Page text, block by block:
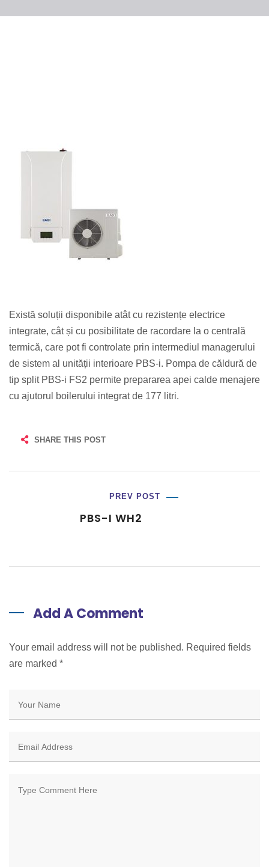
Există soluții disponibile atât cu rezistențe electrice
integrate, cât și cu posibilitate de racordare la o centrală
termică, care pot fi controlate prin intermediul managerului
de sistem al unității interioare PBS-i. Pompa de căldură de
tip split PBS-i FS2 permite prepararea apei calde menajere
cu ajutorul boilerului integrat de 177 litri.
SHARE THIS POST
PREV POST
PBS-I WH2
Add A Comment
Your email address will not be published. Required fields
are marked *